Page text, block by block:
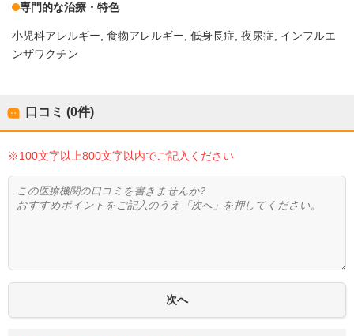
専門的な治療・特色
小児科アレルギー 食物アレルギー 低身長症 夜尿症
インフルエ
ンザワクチン
口コミ (0件)
※100文字以上800文字以内でご記入ください